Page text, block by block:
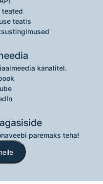
teated
teatis
kanalitel.
paremaks teha!